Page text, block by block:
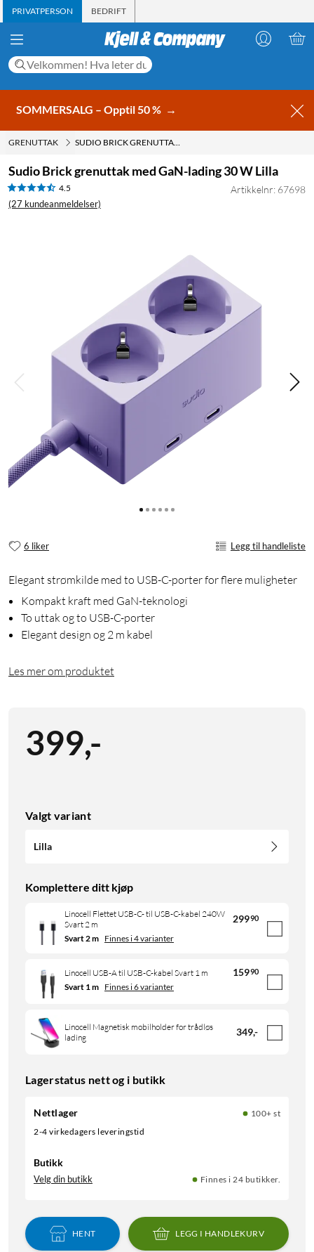
PRIVATPERSON BEDRIFT
SOMMERSALG – Opptil 50 % →
GRENUTTAK SUDIO BRICK GRENUTTAK MED GAN-LADING 30 W LILLA
Sudio Brick grenuttak med GaN-lading 30 W Lilla
4.5
(27 kundeanmeldelser)
Artikkelnr: 67698
6 liker Legg til handleliste
Elegant strømkilde med to USB-C-porter for flere muligheter
Kompakt kraft med GaN-teknologi
To uttak og to USB-C-porter
Elegant design og 2 m kabel
Les mer om produktet
399,-
Valgt variant
Lilla
Komplettere ditt kjøp
Linocell Flettet USB-C- til USB-C-kabel 240W
Svart 2 m
29990
Svart 2 m Finnes i 4 varianter
Linocell USB-A til USB-C-kabel Svart 1 m 15990
Svart 1 m Finnes i 6 varianter
Linocell Magnetisk mobilholder for trådløs
lading
349,-
Lagerstatus nett og i butikk
Nettlager
100+ st
2-4 virkedagers leveringstid
Butikk
Velg din butikk Finnes i 24 butikker.
HENT LEGG I HANDLEKURV